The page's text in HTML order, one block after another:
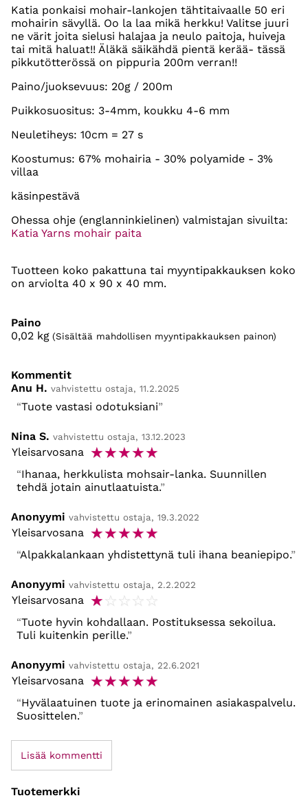
Katia ponkaisi mohair-lankojen tähtitaivaalle 50 eri
mohairin sävyllä. Oo la laa mikä herkku! Valitse juuri
ne värit joita sielusi halajaa ja neulo paitoja, huiveja
tai mitä haluat!! Äläkä säikähdä pientä kerää- tässä
pikkutötterössä on pippuria 200m verran!!
Paino/juoksevuus: 20g / 200m
Puikkosuositus: 3-4mm, koukku 4-6 mm
Neuletiheys: 10cm = 27 s
Koostumus: 67% mohairia - 30% polyamide - 3%
villaa
käsinpestävä
Ohessa ohje (englanninkielinen) valmistajan sivuilta:
Katia Yarns mohair paita
Tuotteen koko pakattuna tai myyntipakkauksen koko
on arviolta 40 x 90 x 40 mm.
Paino
0,02 kg (Sisältää mahdollisen myyntipakkauksen painon)
Kommentit
Anu H. vahvistettu ostaja, 11.2.2025
Tuote vastasi odotuksiani
Nina S. vahvistettu ostaja, 13.12.2023
Yleisarvosana ☆☆☆☆☆
Ihanaa, herkkulista mohsair-lanka. Suunnillen
tehdä jotain ainutlaatuista.
Anonyymi vahvistettu ostaja, 19.3.2022
Yleisarvosana ☆☆☆☆☆
Alpakkalankaan yhdistettynä tuli ihana beaniepipo.
Anonyymi vahvistettu ostaja, 2.2.2022
Yleisarvosana ☆☆ ☆ ☆ ☆
Tuote hyvin kohdallaan. Postituksessa sekoilua.
Tuli kuitenkin perille.
Anonyymi vahvistettu ostaja, 22.6.2021
Yleisarvosana ☆☆☆☆☆
Hyvälaatuinen tuote ja erinomainen asiakaspalvelu.
Suosittelen.
Lisää kommentti
Tuotemerkki